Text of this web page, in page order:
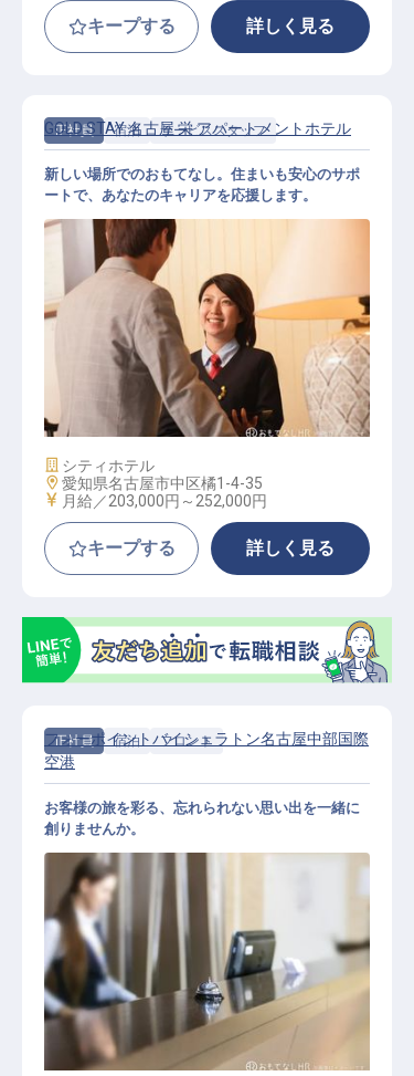
キープする 詳しく見る
正社員 宿泊 サービススタッフ
宿泊運営全般
GOLD STAY 名古屋 栄 アパートメントホテル
新しい場所でのおもてなし。住まいも安心のサポ
ートで、あなたのキャリアを応援します。
施設業態
シティホテル
勤務地
愛知県名古屋市中区橘1-4-35
給与
月給／203,000円～ 252,000円
キープする 詳しく見る
正社員 宿泊 フロント
フロント
フォーポイントバイシェラトン名古屋中部国際
空港
お客様の旅を彩る、忘れられない思い出を一緒に
創りませんか。